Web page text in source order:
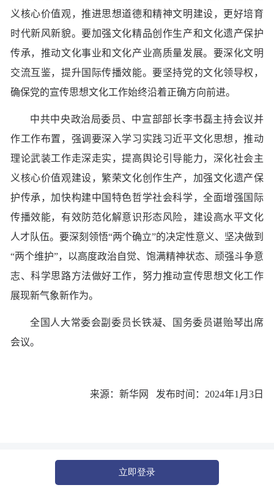
义核心价值观，推进思想道德和精神文明建设，更好培育
时代新风新貌。要加强文化精品创作生产和文化遗产保护
传承，推动文化事业和文化产业高质量发展。要深化文明
交流互鉴，提升国际传播效能。要坚持党的文化领导权，
确保党的宣传思想文化工作始终沿着正确方向前进。
中共中央政治局委员、中宣部部长李书磊主持会议并
作工作布置，强调要深入学习实践习近平文化思想，推动
理论武装工作走深走实，提高舆论引导能力，深化社会主
义核心价值观建设，繁荣文化创作生产，加强文化遗产保
护传承，加快构建中国特色哲学社会科学，全面增强国际
传播效能，有效防范化解意识形态风险，建设高水平文化
人才队伍。要深刻领悟“两个确立”的决定性意义、坚决做到
“两个维护”，以高度政治自觉、饱满精神状态、顽强斗争意
志、科学思路方法做好工作，努力推动宣传思想文化工作
展现新气象新作为。
全国人大常委会副委员长铁凝、国务委员谌贻琴出席
会议。
来源：新华网 发布时间：2024年1月3日
立即登录